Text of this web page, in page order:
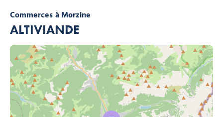
Commercesà Morzine
ALTIVIANDE